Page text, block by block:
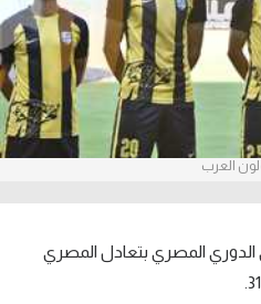
العرب
المصري بتعادل المصري